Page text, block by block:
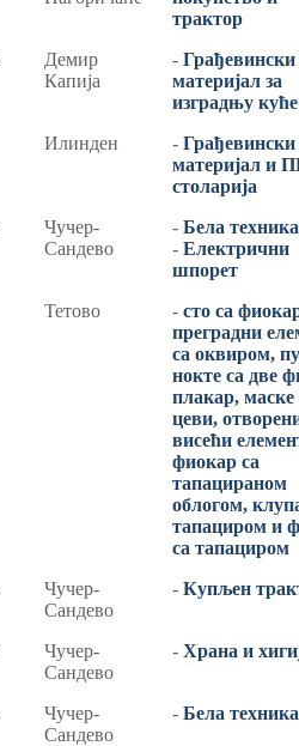
трактор
Демир
Капија
- Грађевински
материјал за
изградњу куће
Илинден - Грађевински
материјал и
столарија
Чучер-
Сандево
- Бела техника
- Електрични
шпорет
Тетово - сто са
преградни
са оквиром,
нокте са две
плакар, маске
цеви,
висећи
фиокар са
тапацираном
облогом,
тапациром и
са тапациром
Чучер-
Сандево
- Купљен
Чучер-
Сандево
- Храна и
Чучер-
Сандево
- Бела техника